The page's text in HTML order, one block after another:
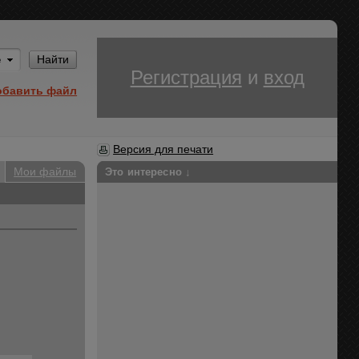
Найти
файл
Регистрация и вход
Версия для печати
Мои файлы
Это интересно ↓